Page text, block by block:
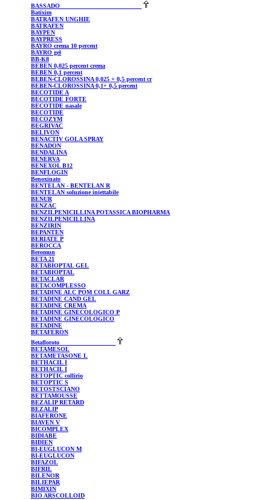
BASSADO
Batixim
BATRAFEN UNGHIE
BATRAFEN
BAYPEN
BAYPRESS
BAYRO crema 10 percent
BAYRO gel
BB-K8
BEBEN 0,025 percent crema
BEBEN 0,1 percent
BEBEN-CLOROSSINA0,025 + 0,5 percent cr
BEBEN-CLOROSSINA0,1+ 0,5 percent
BECOTIDEA
BECOTIDE FORTE
BECOTIDE nasale
BECOTIDE
BECOZYM
BEGRIVAC
BELIVON
BENACTIV GOLA SPRAY
BENADON
BENDALINA
BENERVA
BENEXOLB12
BENFLOGIN
Benoxinato
BENTELAN - BENTELAN R
BENTELAN soluzione iniettabile
BENUR
BENZAC
BENZILPENICILLINAPOTASSICA BIOPHARMA
BENZILPENICILLINA
BENZIRIN
BEPANTEN
BERIATE P
BEROCCA
Beromun
BETA 21
BETABIOPTALGEL
BETABIOPTAL
BETACLAR
BETACOMPLESSO
BETADINEALC POM COLL GARZ
BETADINE CAND GEL
BETADINE CREMA
BETADINE GINECOLOGICO P
BETADINE GINECOLOGICO
BETADINE
BETAFERON
Betafloroto
BETAMESOL
BETAMETASONE L
BETHACILI
BETHACILI
BETOPTIC collirio
BETOPTIC S
BETOSTSCIANO
BETTAMOUSSE
BEZALIPRETARD
BEZALIP
BIAFERONE
BIAVEN V
BICOMPLEX
BIDIABE
BIDIEN
BI-EUGLUCON M
BI-EUGLUCON
BIFAZOL
BIFRIL
BILENOR
BILIEPAR
BIMIXIN
BIOARSCOLLOID